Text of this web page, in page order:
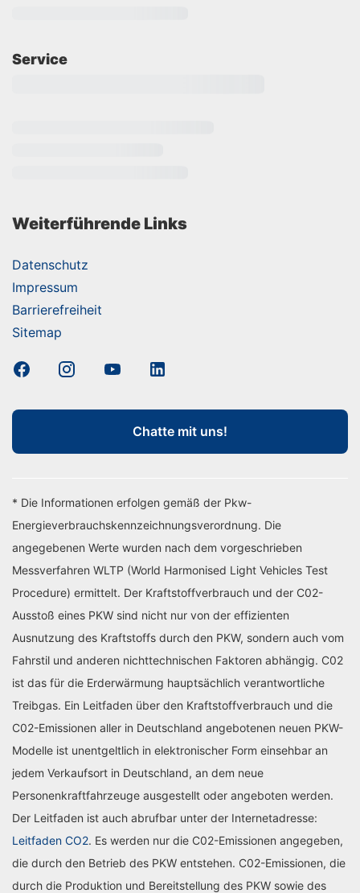
Service
Weiterführende Links
Datenschutz
Impressum
Barrierefreiheit
Sitemap
Chatte mit uns!
* Die Informationen erfolgen gemäß der Pkw-
Energieverbrauchskennzeichnungsverordnung. Die
angegebenen Werte wurden nach dem vorgeschrieben
Messverfahren WLTP (World Harmonised Light Vehicles Test
Procedure) ermittelt. Der Kraftstoffverbrauch und der C02-
Ausstoß eines PKW sind nicht nur von der effizienten
Ausnutzung des Kraftstoffs durch den PKW, sondern auch vom
Fahrstil und anderen nichttechnischen Faktoren abhängig. C02
ist das für die Erderwärmung hauptsächlich verantwortliche
Treibgas. Ein Leitfaden über den Kraftstoffverbrauch und die
C02-Emissionen aller in Deutschland angebotenen neuen PKW-
Modelle ist unentgeltlich in elektronischer Form einsehbar an
jedem Verkaufsort in Deutschland, an dem neue
Personenkraftfahrzeuge ausgestellt oder angeboten werden.
Der Leitfaden ist auch abrufbar unter der Internetadresse:
Leitfaden CO2. Es werden nur die C02-Emissionen angegeben,
die durch den Betrieb des PKW entstehen. C02-Emissionen, die
durch die Produktion und Bereitstellung des PKW sowie des